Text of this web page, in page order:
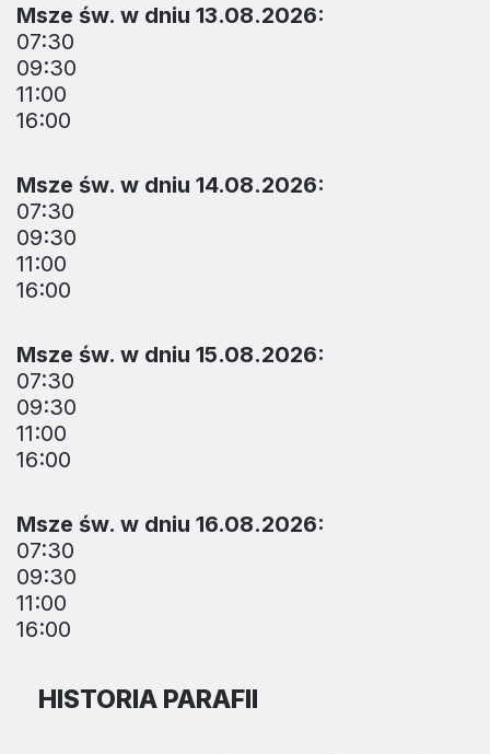
Msze św. w dniu 13.08.2026:
07:30
09:30
11:00
16:00
Msze św. w dniu 14.08.2026:
07:30
09:30
11:00
16:00
Msze św. w dniu 15.08.2026:
07:30
09:30
11:00
16:00
Msze św. w dniu 16.08.2026:
07:30
09:30
11:00
16:00
HISTORIA PARAFII